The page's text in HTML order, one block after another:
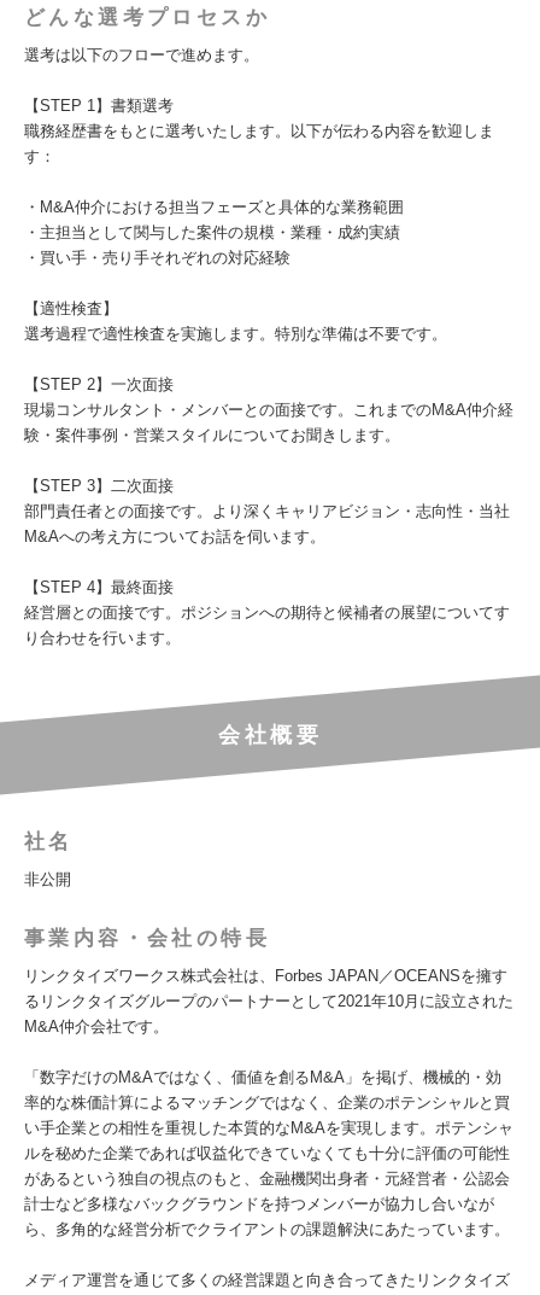
どんな選考プロセスか
選考は以下のフローで進めます。
【STEP 1】書類選考
職務経歴書をもとに選考いたします。以下が伝わる内容を歓迎しま
す：
・M&A仲介における担当フェーズと具体的な業務範囲
・主担当として関与した案件の規模・業種・成約実績
・買い手・売り手それぞれの対応経験
【適性検査】
選考過程で適性検査を実施します。特別な準備は不要です。
【STEP 2】一次面接
現場コンサルタント・メンバーとの面接です。これまでのM&A仲介経
験・案件事例・営業スタイルについてお聞きします。
【STEP 3】二次面接
部門責任者との面接です。より深くキャリアビジョン・志向性・当社
M&Aへの考え方についてお話を伺います。
【STEP 4】最終面接
経営層との面接です。ポジションへの期待と候補者の展望についてす
り合わせを行います。
会社概要
社名
非公開
事業内容・会社の特長
リンクタイズワークス株式会社は、Forbes JAPAN／OCEANSを擁す
るリンクタイズグループのパートナーとして2021年10月に設立された
M&A仲介会社です。
「数字だけのM&Aではなく、価値を創るM&A」を掲げ、機械的・効
率的な株価計算によるマッチングではなく、企業のポテンシャルと買
い手企業との相性を重視した本質的なM&Aを実現します。ポテンシャ
ルを秘めた企業であれば収益化できていなくても十分に評価の可能性
があるという独自の視点のもと、金融機関出身者・元経営者・公認会
計士など多様なバックグラウンドを持つメンバーが協力し合いなが
ら、多角的な経営分析でクライアントの課題解決にあたっています。
メディア運営を通じて多くの経営課題と向き合ってきたリンクタイズ